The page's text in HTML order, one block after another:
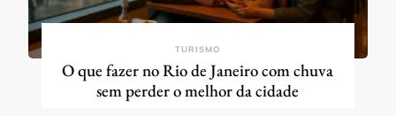
TURISMO
O que fazer no Rio de Janeiro com chuva
sem perder o melhor da cidade